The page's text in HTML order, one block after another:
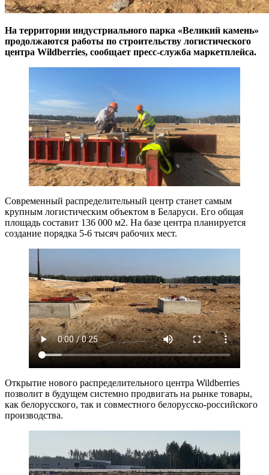
На территории индустриального парка «Великий камень»
продолжаются работы по строительству логистического
центра Wildberries, сообщает пресс-служба маркетплейса.
Современный распределительный центр станет самым
крупным логистическим объектом в Беларуси. Его общая
площадь составит 136 000 м2. На базе центра планируется
создание порядка 5-6 тысяч рабочих мест.
Открытие нового распределительного центра Wildberries
позволит в будущем системно продвигать на рынке товары,
как белорусского, так и совместного белорусско-российского
производства.